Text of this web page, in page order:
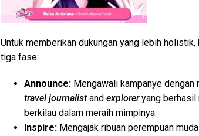
Untuk memberikan dukungan yang lebih
tiga fase:
Announce: Mengawali kampanye dengan
travel journalistand exploreryang berhasil
berkilau dalam meraih mimpinya
Inspire: Mengajak ribuan perempuan